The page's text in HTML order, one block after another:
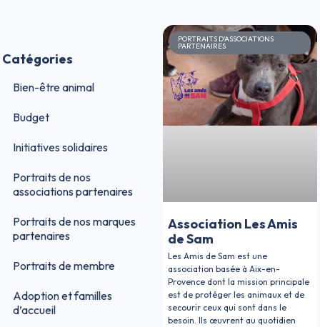
Catégories
Bien-être animal
Budget
Initiatives solidaires
Portraits de nos
associations partenaires
Portraits de nos marques
partenaires
Portraits de membre
Adoption et familles
d’accueil
PORTRAITS D'ASSOCIATIONS
PARTENAIRES
Association Les Amis
de Sam
Les Amis de Sam est une
association basée à Aix-en-
Provence dont la mission principale
est de protéger les animaux et de
secourir ceux qui sont dans le
besoin. Ils œuvrent au quotidien